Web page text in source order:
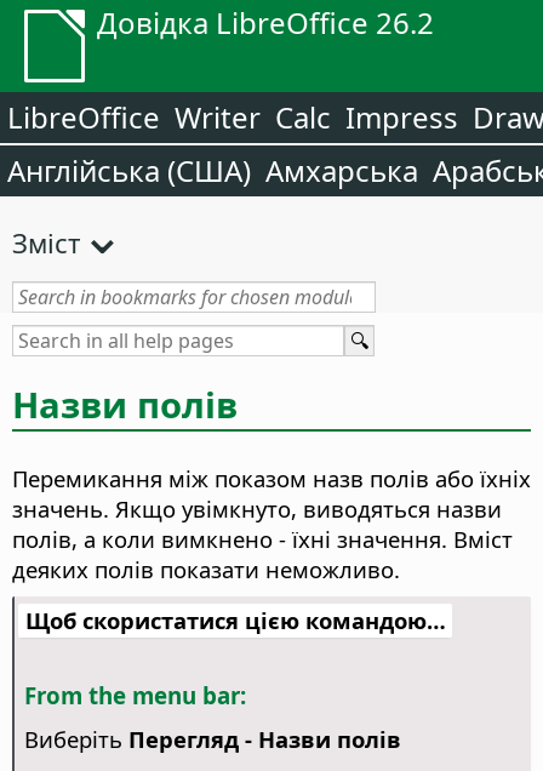
Довідка LibreOffice 26.2
LibreOffice Writer Calc Impress
Англійська (США) Амхарська
Зміст
Назви полів
Перемикання між показом назв полів або їхніх
значень. Якщо увімкнуто, виводяться назви
полів, а коли вимкнено - їхні значення. Вміст
деяких полів показати неможливо.
Щоб скористатися цією командою…
From the menu bar:
Виберіть Перегляд - Назви полів